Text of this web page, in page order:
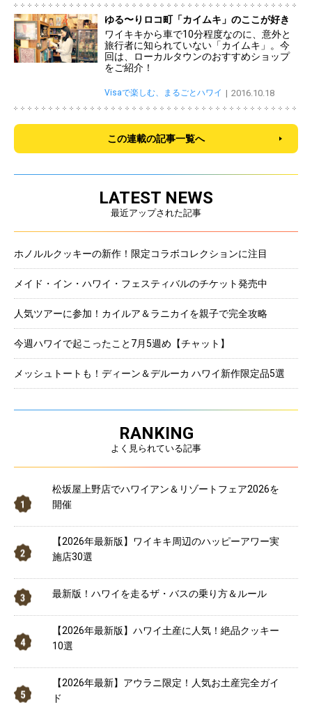
ゆる〜りロコ町「カイムキ」のここが好き
ワイキキから車で10分程度なのに、意外と
旅行者に知られていない「カイムキ」。今
回は、ローカルタウンのおすすめショップ
をご紹介！
Visaで楽しむ、まるごとハワイ 2016.10.18
この連載の記事一覧へ
LATEST NEWS
最近アップされた記事
ホノルルクッキーの新作！限定コラボコレクションに注目
メイド・イン・ハワイ・フェスティバルのチケット発売中
人気ツアーに参加！カイルア＆ラニカイを親子で完全攻略
今週ハワイで起こったこと7月5週め【チャット】
メッシュトートも！ディーン＆デルーカ ハワイ新作限定品5選
RANKING
よく見られている記事
松坂屋上野店でハワイアン＆リゾートフェア2026を
開催
【2026年最新版】ワイキキ周辺のハッピーアワー実
施店30選
最新版！ハワイを走るザ・バスの乗り方＆ルール
【2026年最新版】ハワイ土産に人気！絶品クッキー
10選
【2026年最新】アウラニ限定！人気お土産完全ガイ
ド